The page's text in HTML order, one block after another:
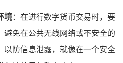
境：在进行数字货币交易时，要
避免在公共无线网络或不安全的
以防信息泄露，就像在一个安全